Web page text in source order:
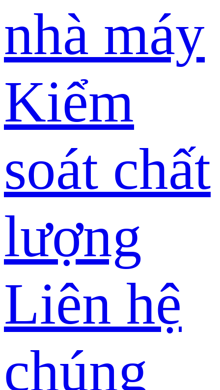
nhà máy
Kiểm
soát chất
lượng
Liên hệ
chúng